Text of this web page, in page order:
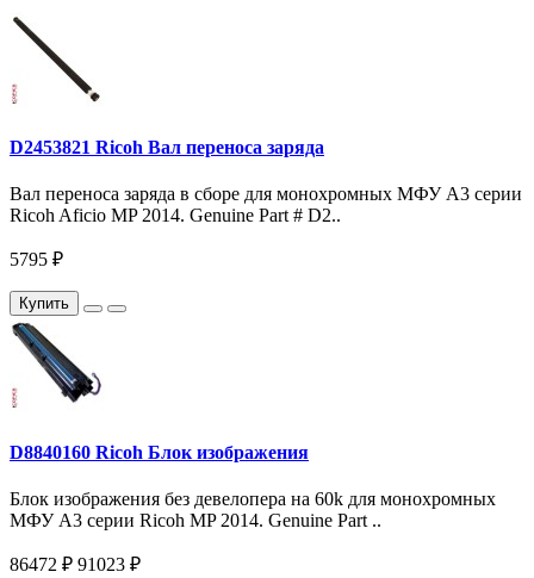
D2453821 Ricoh Вал переноса заряда
Вал переноса заряда в сборе для монохромных МФУ A3 серии
Ricoh Aficio MP 2014. Genuine Part # D2..
5795 ₽
Купить
D8840160 Ricoh Блок изображения
Блок изображения без девелопера на 60k для монохромных
МФУ A3 серии Ricoh MP 2014. Genuine Part ..
86472 ₽ 91023 ₽